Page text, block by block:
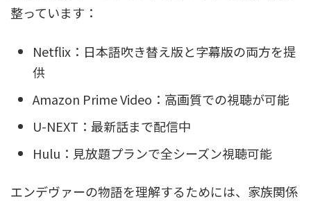
整っています：
Netflix：日本語吹き替え版と字幕版の両方を提
供
Amazon Prime Video：高画質での視聴が可能
U-NEXT：最新話まで配信中
Hulu：見放題プランで全シーズン視聴可能
エンデヴァーの物語を理解するためには、家族関係